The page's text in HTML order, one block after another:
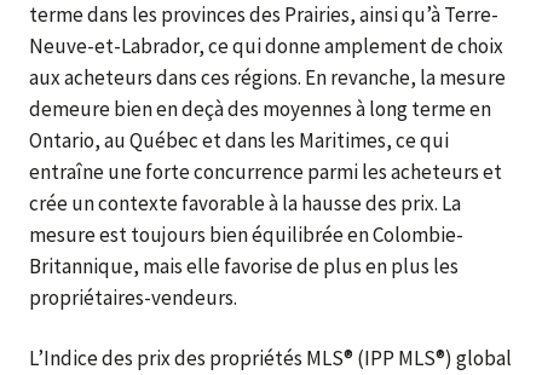
terme dans les provinces des Prairies, ainsi qu’à Terre-
Neuve-et-Labrador, ce qui donne amplement de choix
aux acheteurs dans ces régions. En revanche, la mesure
demeure bien en deçà des moyennes à long terme en
Ontario, au Québec et dans les Maritimes, ce qui
entraîne une forte concurrence parmi les acheteurs et
crée un contexte favorable à la hausse des prix. La
mesure est toujours bien équilibrée en Colombie-
Britannique, mais elle favorise de plus en plus les
propriétaires-vendeurs.
L’Indice des prix des propriétés MLS® (IPP MLS®) global